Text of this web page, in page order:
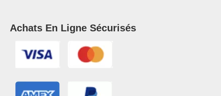
Achats En Ligne Sécurisés